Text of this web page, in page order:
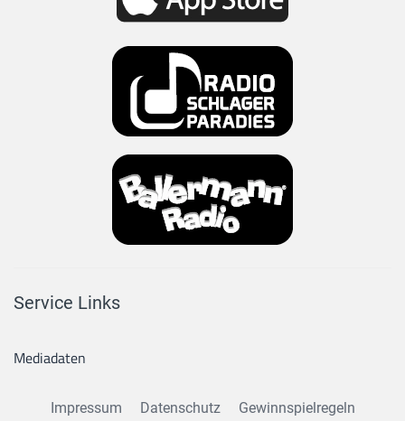
Service Links
Mediadaten
Impressum Datenschutz Gewinnspielregeln